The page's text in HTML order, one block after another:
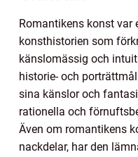
Romantikens konst var
konsthistorien som
känslomässig och
historie- och
sina känslor och
rationella och
Även om romantikens
nackdelar, har den